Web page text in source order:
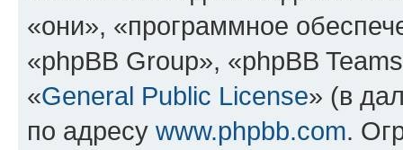
«они», «программное
«phpBB Group», «phpBB
«General Public License» (в
по адресу www.phpbb.com.